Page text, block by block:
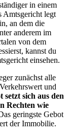
in einem
Amtsgericht legt
an dem die
anderem im
von dem
kannst du
einsehen.
zunächst alle
und
setzt sich aus den
Rechten wie
geringste Gebot
der Immobilie.